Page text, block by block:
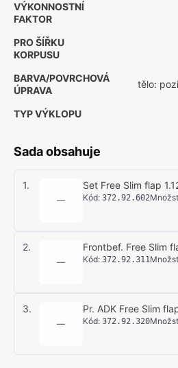
VÝKONNOSTNÍ
FAKTOR
PRO ŠÍŘKU
KORPUSU
BARVA/POVRCHOVÁ
ÚPRAVA
tělo:
TYP VÝKLOPU
Sada obsahuje
1.
—
Set Free Slim flap
Kód: 372.92.602
2.
—
Frontbef. Free Slim
Kód: 372.92.311
3.
—
Pr. ADK Free Slim
Kód: 372.92.320